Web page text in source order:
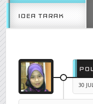
IDEA TARAK
30
TAG :